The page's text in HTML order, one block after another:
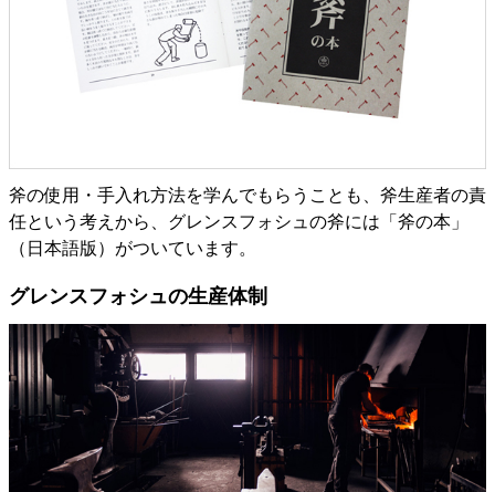
斧の使用・手入れ方法を学んでもらうことも、斧生産者の責
任という考えから、グレンスフォシュの斧には「斧の本」
（日本語版）がついています。
グレンスフォシュの生産体制